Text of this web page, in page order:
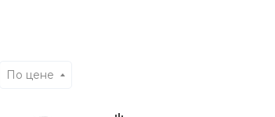
По цене